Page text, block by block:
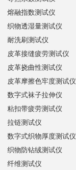
熔融指数测试仪
织物透湿量测试仪
耐洗刷测试仪
皮革接缝疲劳测试仪
皮革挠曲性测试仪
皮革摩擦色牢度测试仪
数字式袜子拉伸仪
粘扣带疲劳测试仪
拉链测试仪
数字式织物厚度测试仪
织物防钻绒测试仪
纤维测试仪